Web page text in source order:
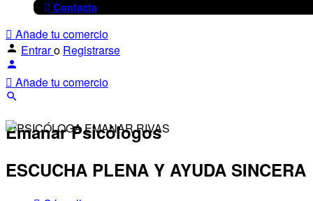
Contacta
Añade tu comercio
Entraro Registrarse
Añade tu comercio
Emanar Psicólogos
ESCUCHA PLENA Y AYUDA SINCERA